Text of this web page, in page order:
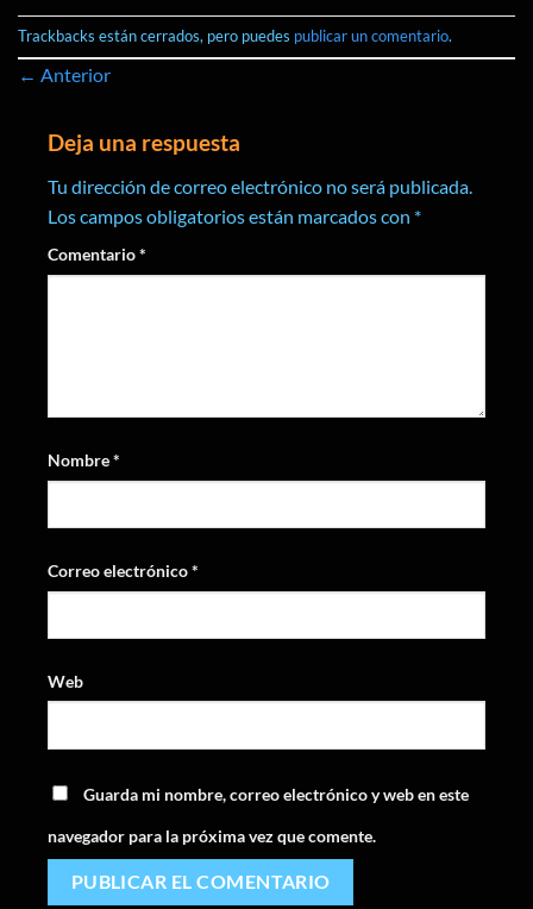
Trackbacks están cerrados, pero puedes publicar un comentario.
← Anterior
Deja una respuesta
Tu dirección de correo electrónico no será publicada.
Los campos obligatorios están marcados con *
Comentario*
Nombre*
Correo electrónico*
Web
Guarda mi nombre, correo electrónico y web en este
navegador para la próxima vez que comente.